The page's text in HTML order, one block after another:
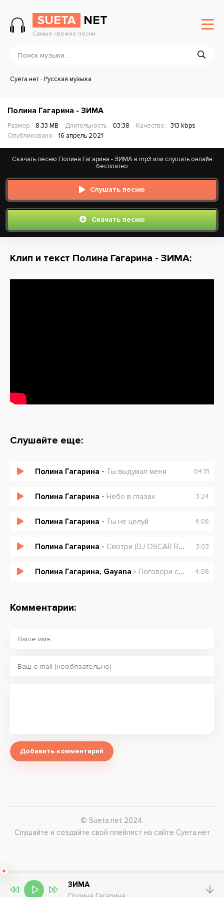
SUETA NET
Самые свежие песни
Суета.нет-Русская музыка
Полина Гагарина - ЗИМА
Размер: 8.33 MB Длительность: 03:38 Качество:
313 kbps
Опубликовано:
16 апрель 2021
Скачать песню Полина Гагарина - ЗИМА в mp3 или слушать онлайн
бесплатно
Слушать песню
Скачать песню
Клип и текст Полина Гагарина - ЗИМА:
Слушайте еще:
Полина Гагарина - Ты выдумал меня 04:31
Полина Гагарина - Небо в глазах 3:24
Полина Гагарина - Ты не целуй 4:06
Полина Гагарина - Смотри (DJ OSCAR Remix) 3:03
Полина Гагарина, Gayana - Поговори со мной 4:08
Комментарии:
Добавить комментарий
© Sueta.net 2024.
Слушайте и создайте свой плейлист на сайте Суета.нет
ЗИМА